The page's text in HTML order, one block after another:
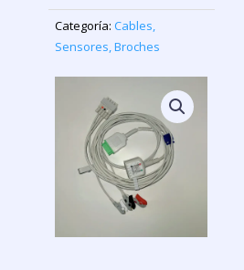
Categoría: Cables,
Sensores, Broches